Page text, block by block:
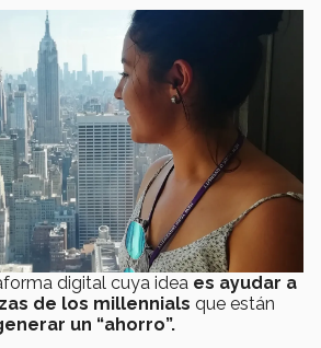
digital cuya idea es ayudar a
de los millennials que están
un “ahorro”.